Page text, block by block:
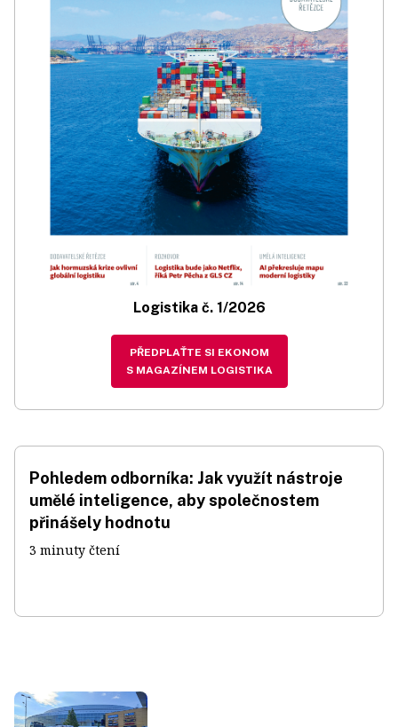
Logistika č. 1/2026
PŘEDPLAŤTE SI EKONOM
S MAGAZÍNEM LOGISTIKA
Pohledem odborníka: Jak využít nástroje
umělé inteligence, aby společnostem
přinášely hodnotu
3 minuty čtení